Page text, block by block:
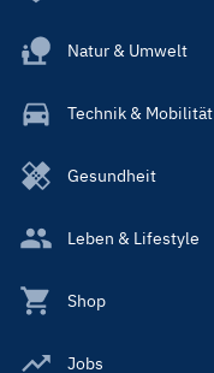
Natur & Umwelt
Technik & Mobilität
Gesundheit
Leben & Lifestyle
Shop
Jobs